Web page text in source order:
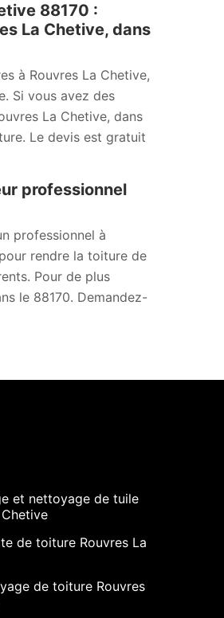
88170 :
La Chetive, dans
à Rouvres La Chetive,
Si vous avez des
La Chetive, dans
Le devis est gratuit
professionnel
professionnel à
rendre la toiture de
Pour de plus
le 88170. Demandez-
et nettoyage de tuile
de toiture Rouvres La
de toiture Rouvres